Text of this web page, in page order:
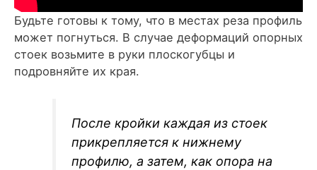
Будьте готовы к тому, что в местах реза профиль
может погнуться. В случае деформаций опорных
стоек возьмите в руки плоскогубцы и
подровняйте их края.
После кройки каждая из стоек
прикрепляется к нижнему
профилю, а затем, как опора на